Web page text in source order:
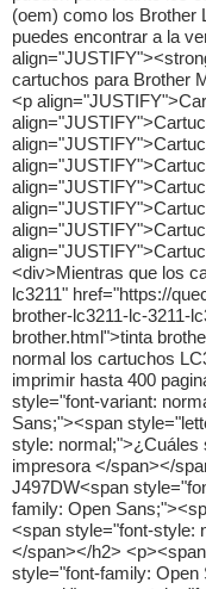
(oem) como los Brother
puedes encontrar a la
cartuchos para Brother
<p
<div>Mientras que los
lc3211" href="https://
brother-lc3211-lc-3211-
brother.html">tinta
normal los cartuchos
imprimir hasta 400
style="font-variant:
Sans;"><span
style: normal;">¿Cuáles
impresora </span></
J497DW<span
family: Open
<span style="font-style:
</span></h2>
style="font-family: Open